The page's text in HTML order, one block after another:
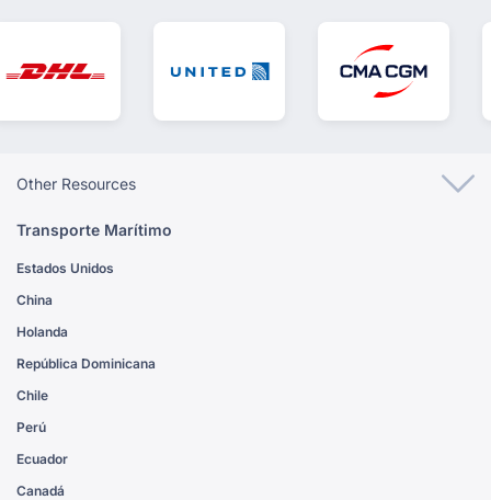
Other Resources
Transporte Marítimo
Estados Unidos
China
Holanda
República Dominicana
Chile
Perú
Ecuador
Canadá